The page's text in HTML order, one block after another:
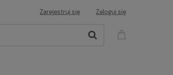
Zarejestruj się Zaloguj się